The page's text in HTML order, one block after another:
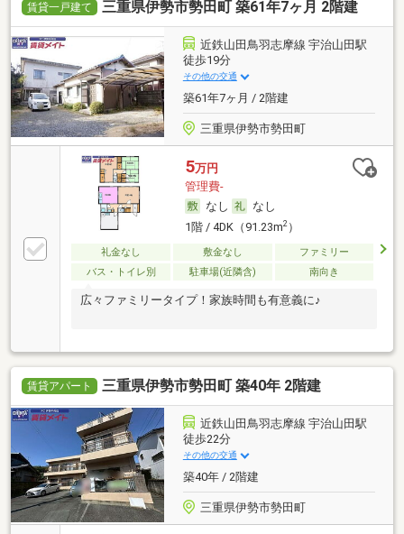
賃貸一戸建て 三重県伊勢市勢田町 築61年7ヶ月 2階建
近鉄山田鳥羽志摩線 宇治山田駅
徒歩19分
その他の交通
築61年7ヶ月 / 2階建
三重県伊勢市勢田町
5万円
管理費-
なし
なし
1階 / 4DK（91.23m2）
礼金なし 敷金なし
ファミリー
バス・トイレ別
駐車場(近隣含) 南向き
広々ファミリータイプ！家族時間も有意義に♪
賃貸アパート 三重県伊勢市勢田町 築40年 2階建
近鉄山田鳥羽志摩線 宇治山田駅
徒歩22分
その他の交通
築40年 / 2階建
三重県伊勢市勢田町